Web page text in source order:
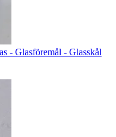
- Glasföremål - Glasskål